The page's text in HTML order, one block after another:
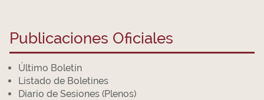
Publicaciones Oficiales
Último Boletín
Listado de Boletines
Diario de Sesiones (Plenos)